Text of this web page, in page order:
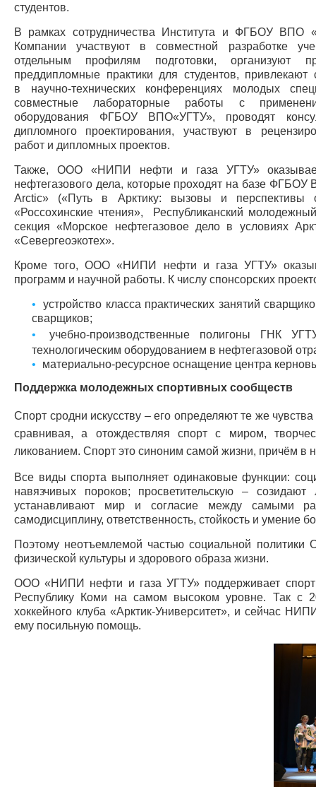
студентов.
В рамках сотрудничества Института и ФГБОУ ВПО
Компании участвуют в совместной разработке
отдельным профилям подготовки, организуют
преддипломные практики для студентов, привлекают
в научно-технических конференциях молодых
совместные лабораторные работы с
оборудования ФГБОУ ВПО«УГТУ», проводят
дипломного проектирования, участвуют в
работ и дипломных проектов.
Также, ООО «НИПИ нефти и газа УГТУ» оказывает
нефтегазового дела, которые проходят на базе ФГБОУ
Arctic» («Путь в Арктику: вызовы и перспективы
«Россохинские чтения», Республиканский
секция «Морское нефтегазовое дело в условиях
«Севергеоэкотех».
Кроме того, ООО «НИПИ нефти и газа УГТУ»
программ и научной работы. К числу спонсорских
устройство класса практических занятий
сварщиков;
учебно-производственные полигоны ГНК
технологическим оборудованием в нефтегазовой
материально-ресурсное оснащение центра
Поддержка молодежных спортивных сообществ
Спорт сродни искусству – его определяют те же
сравнивая, а отождествляя спорт с миром,
ликованием. Спорт это синоним самой жизни, причём в
Все виды спорта выполняет одинаковые функции:
навязчивых пороков; просветительскую –
устанавливают мир и согласие между самыми
самодисциплину, ответственность, стойкость и умение
Поэтому неотъемлемой частью социальной
физической культуры и здорового образа жизни.
ООО «НИПИ нефти и газа УГТУ» поддерживает
Республику Коми на самом высоком уровне. Так с
хоккейного клуба «Арктик-Университет», и сейчас
ему посильную помощь.